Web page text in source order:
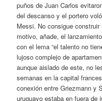
puños de Juan Carlos
del descanso y el portero
Messi. No consigue
motivo, añade, el
con el lema “el talento no
lujoso complejo de
aunque aislado de este, no
semanas en la capital
conexión entre Griezmann y
uruguayo estaba en fuera de